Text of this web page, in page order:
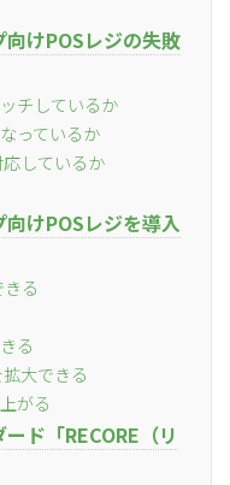
けPOSレジの失敗
チしているか
っているか
しているか
けPOSレジを導入
る
る
大できる
がる
ド「RECORE（リ